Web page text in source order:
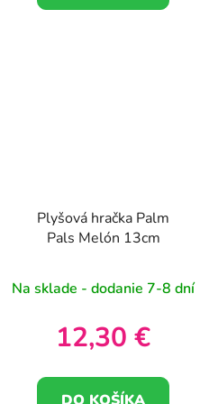
Plyšová hračka Palm
Pals Melón 13cm
Na sklade - dodanie 7-8 dní
12,30 €